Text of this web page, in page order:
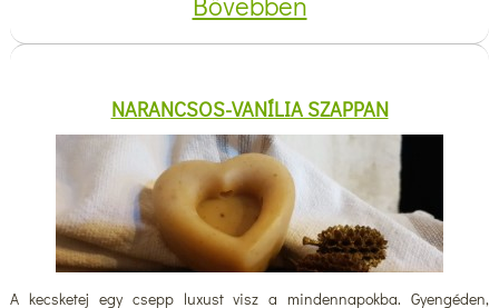
NARANCSOS-VANÍLIA SZAPPAN
A kecsketej egy csepp luxust visz a mindennapokba. Gyengéden,